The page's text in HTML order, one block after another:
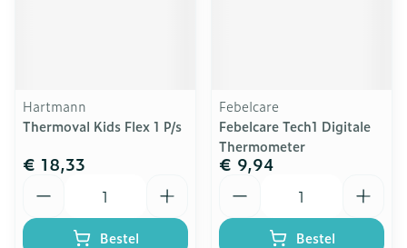
Hartmann
Thermoval Kids Flex 1 P/s
€ 18,33
Bestel
Febelcare
Febelcare Tech1 Digitale
Thermometer
€ 9,94
Bestel